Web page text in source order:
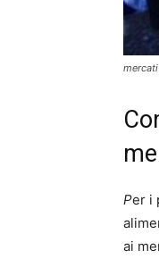
Per i
ai